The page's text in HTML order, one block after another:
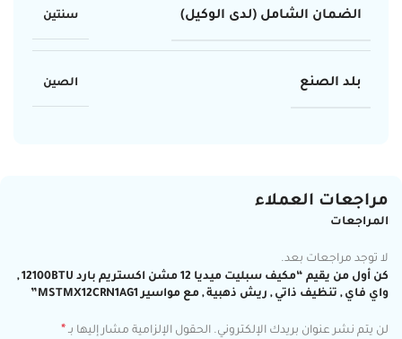
الضمان الشامل (لدى الوكيل) سنتين
بلد الصنع الصين
مراجعات العملاء
المراجعات
لا توجد مراجعات بعد.
كن أول من يقيم “مكيف سبليت ميديا 12 مشن اكستريم بارد 12100BTU ,
واي فاي , تنظيف ذاتي , ريش ذهبية , مع مواسير MSTMX12CRN1AG1”
لن يتم نشر عنوان بريدك الإلكتروني. الحقول الإلزامية مشار إليها بـ *